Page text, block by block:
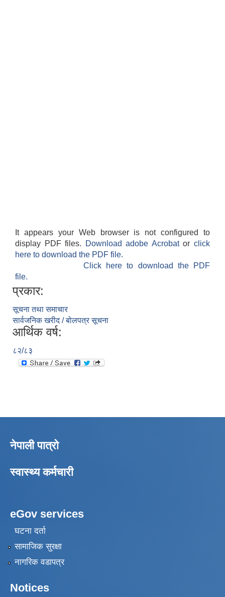
It appears your Web browser is not configured to
display PDF files.
Download adobe Acrobatorclick
here to download the PDF file.
Click here to download the PDF
file.
प्रकार:
सूचना तथा समाचार
सार्वजनिक खरीद / बोलपत्र सूचना
आर्थिक वर्ष:
८२/८३
नेपाली पात्रो
स्वास्थ्य कर्मचारी
eGov services
घटना दर्ता
सामाजिक सुरक्षा
नागरिक वडापत्र
Notices